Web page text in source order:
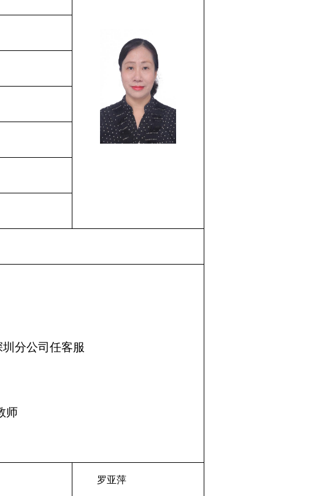
分公司任客服
师
罗亚萍